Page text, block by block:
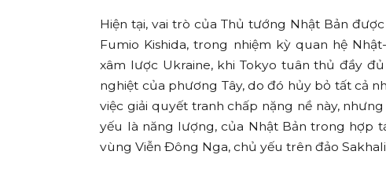
Hiện tại, vai trò của Thủ tướng Nhật Bản
Fumio Kishida, trong nhiệm kỳ quan hệ
xâm lược Ukraine, khi Tokyo tuân thủ đầy
nghiệt của phương Tây, do đó hủy bỏ tất cả
việc giải quyết tranh chấp nặng nề này,
yếu là năng lượng, của Nhật Bản trong hợp
vùng Viễn Đông Nga, chủ yếu trên đảo